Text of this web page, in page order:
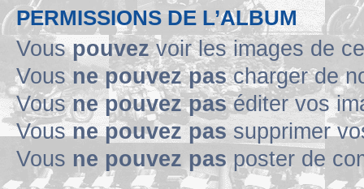
PERMISSIONS DE L’ALBUM
Vouspouvezvoir les images de
Vousne pouvez pascharger de
Vousne pouvez paséditer vos
Vousne pouvez pas supprimer
Vous ne pouvez pasposter de